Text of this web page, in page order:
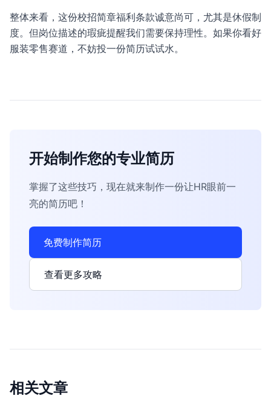
整体来看，这份校招简章福利条款诚意尚可，尤其是休假制
度。但岗位描述的瑕疵提醒我们需要保持理性。如果你看好
服装零售赛道，不妨投一份简历试试水。
开始制作您的专业简历
掌握了这些技巧，现在就来制作一份让HR眼前一
亮的简历吧！
免费制作简历
查看更多攻略
相关文章